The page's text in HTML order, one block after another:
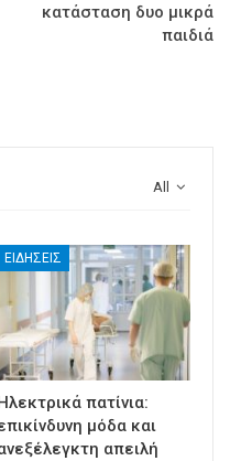
κατάσταση δυο μικρά
παιδιά
All
ΕΙΔΉΣΕΙΣ
Ηλεκτρικά πατίνια:
μόδα και
απειλή